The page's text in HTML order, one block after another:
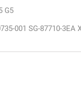
G5
001 SG-87710-3EA